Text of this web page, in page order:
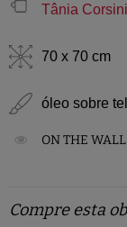
Tânia Corsini
70 x 70 cm
óleo sobre
ON THE WALL
Compre esta